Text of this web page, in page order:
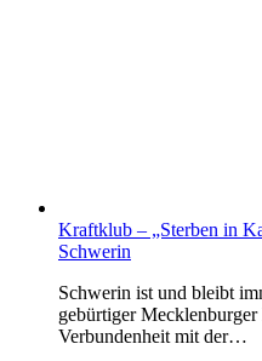
Kraftklub – „Sterben in
Schwerin
Schwerin ist und bleibt
gebürtiger Mecklenburger
Verbundenheit mit der…